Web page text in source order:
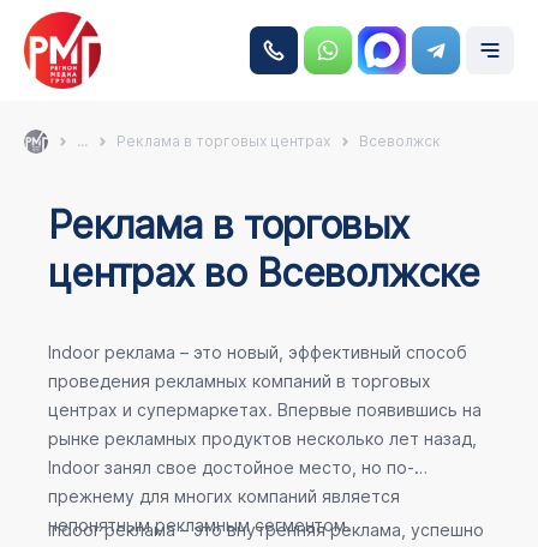
... Реклама в торговых центрах Всеволжск
Реклама в торговых
центрах во Всеволжске
Indoor реклама – это новый, эффективный способ
проведения рекламных компаний в торговых
центрах и супермаркетах. Впервые появившись на
рынке рекламных продуктов несколько лет назад,
Indoor занял свое достойное место, но по-
прежнему для многих компаний является
непонятным рекламным сегментом.
Indoor реклама – это внутренняя реклама, успешно